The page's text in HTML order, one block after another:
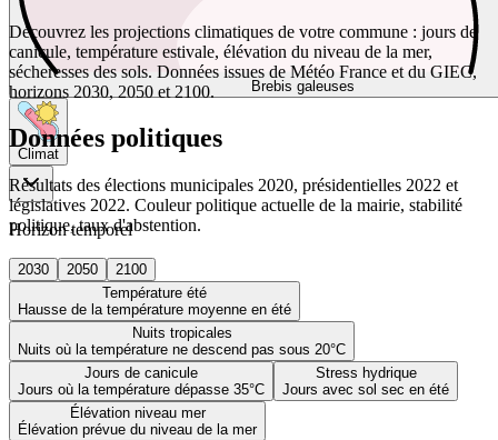
Brebis galeuses
Climat
Horizon temporel
2030 2050
2100
Température été
Hausse de la température moyenne en été
Nuits tropicales
Nuits où la température ne descend pas sous 20°C
Jours de canicule
Jours où la température dépasse 35°C
Stress hydrique
Jours avec sol sec en été
Élévation niveau mer
Élévation prévue du niveau de la mer
Découvrez les projections climatiques de votre commune : jours de
canicule, température estivale, élévation du niveau de la mer,
sécheresses des sols. Données issues de Météo France et du GIEC,
horizons 2030, 2050 et 2100.
Données politiques
Résultats des élections municipales 2020, présidentielles 2022 et
législatives 2022. Couleur politique actuelle de la mairie, stabilité
politique, taux d'abstention.